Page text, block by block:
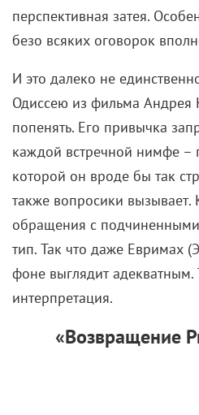
достанется лишь несколько
участникам
«Оппенгеймера».
Разумеется, стоило